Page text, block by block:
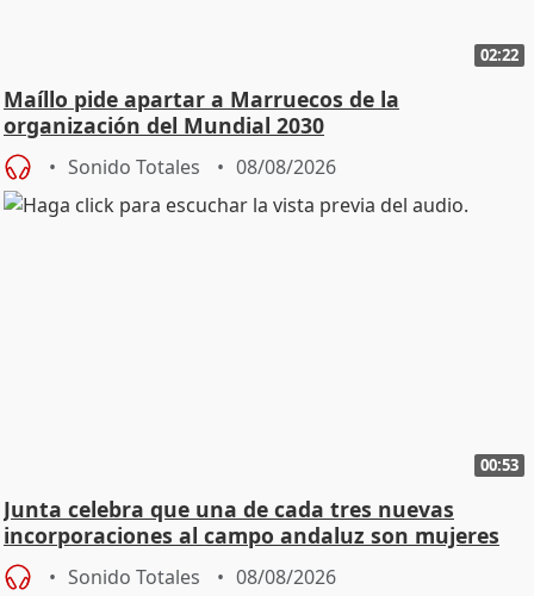
02:22
Maíllo pide apartar a Marruecos de la
organización del Mundial 2030
Sonido Totales 08/08/2026
00:53
Junta celebra que una de cada tres nuevas
incorporaciones al campo andaluz son mujeres
jóvenes
Sonido Totales 08/08/2026